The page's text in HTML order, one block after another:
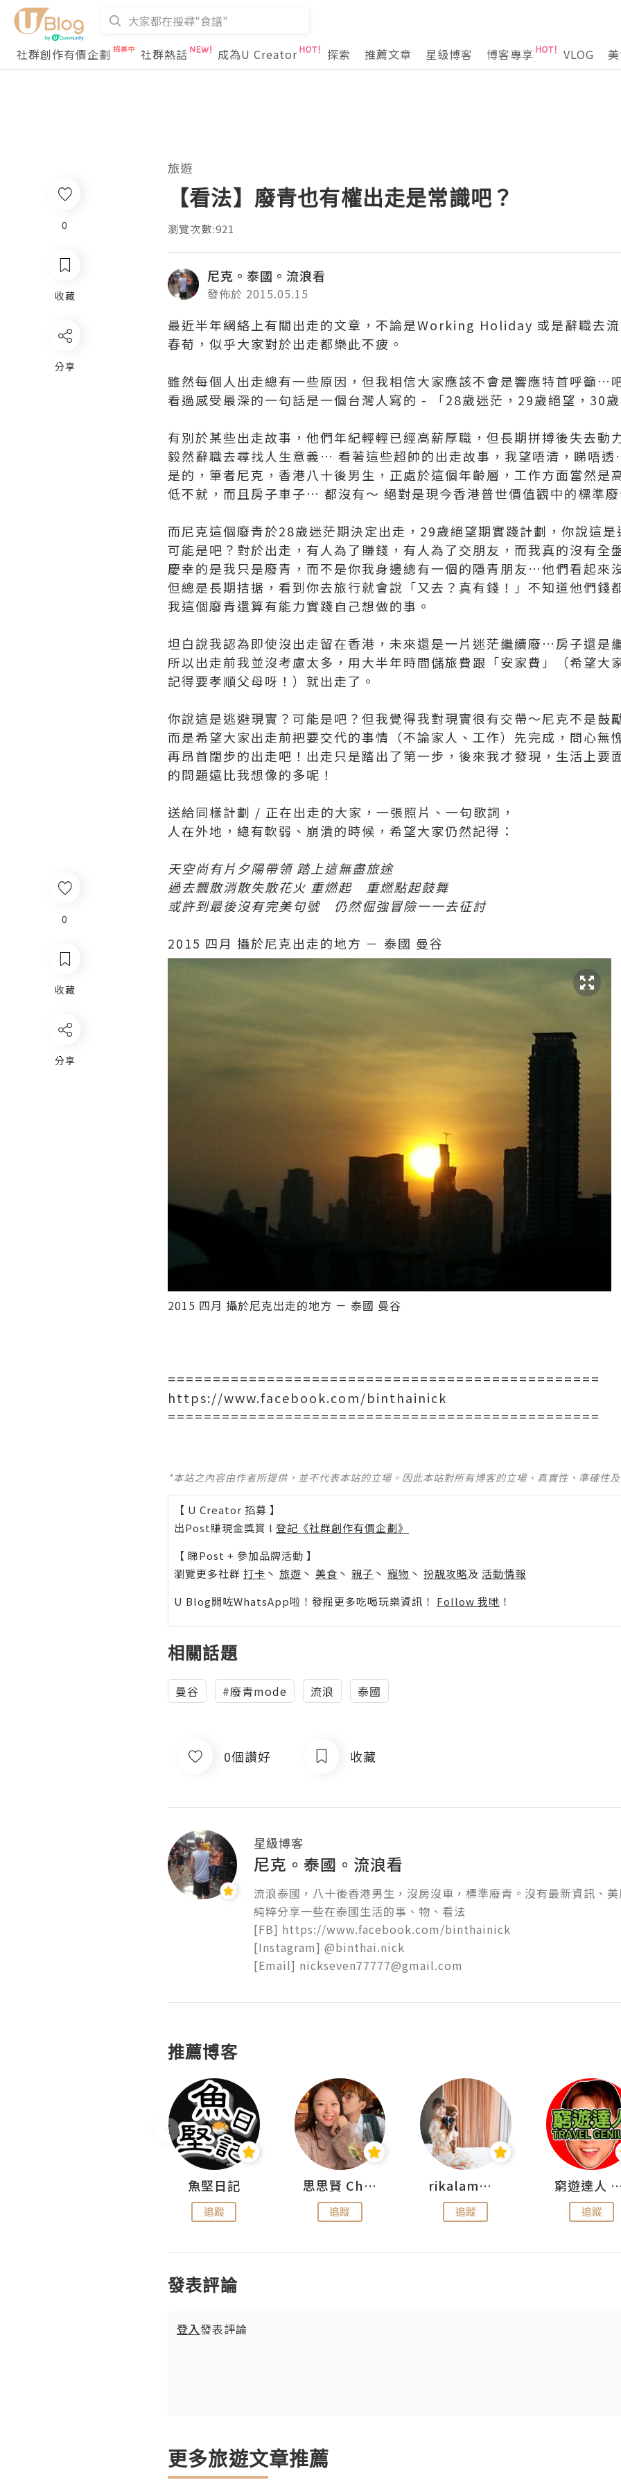
社群創作有價企劃 社群熱話 成為U Creator 探索 推薦文章 星級博客 博客專享 VLOG
0
收藏
分享
旅遊
【看法】廢青也有權出走是常識吧？
瀏覽次數:921
尼克。泰國。流浪看
發佈於 2015.05.15
最近半年網絡上有關出走的文章，不論是Working Holiday 或是辭職去
春荀，似乎大家對於出走都樂此不疲。
雖然每個人出走總有一些原因，但我相信大家應該不會是響應特首呼籲…
看過感受最深的一句話是一個台灣人寫的 - 「28歲迷茫，29歲絕望，30
有別於某些出走故事，他們年紀輕輕已經高薪厚職，但長期拼搏後失去動
毅然辭職去尋找人生意義… 看著這些超帥的出走故事，我望唔清，睇唔
是的，筆者尼克，香港八十後男生，正處於這個年齡層，工作方面當然是
低不就，而且房子車子… 都沒有～ 絕對是現今香港普世價值觀中的標準
而尼克這個廢青於28歲迷茫期決定出走，29歲絕望期實踐計劃，你說這
可能是吧？對於出走，有人為了賺錢，有人為了交朋友，而我真的沒有
慶幸的是我只是廢青，而不是你我身邊總有一個的隱青朋友…他們看起來
但總是長期拮据，看到你去旅行就會說「又去？真有錢！」不知道他們錢
我這個廢青還算有能力實踐自己想做的事。
坦白說我認為即使沒出走留在香港，未來還是一片迷茫繼續廢…房子還是
所以出走前我並沒考慮太多，用大半年時間儲旅費跟「安家費」（希望大
記得要孝順父母呀！）就出走了。
你說這是逃避現實？可能是吧？但我覺得我對現實很有交帶～尼克不是鼓
而是希望大家出走前把要交代的事情（不論家人、工作）先完成，問心無
再昂首闊步的出走吧！出走只是踏出了第一步，後來我才發現，生活上要
的問題遠比我想像的多呢！
送給同樣計劃 / 正在出走的大家，一張照片、一句歌詞，
人在外地，總有軟弱、崩潰的時候，希望大家仍然記得：
天空尚有片夕陽帶領 踏上這無盡旅途
過去飄散消散失散花火 重燃起 重燃點起鼓舞
或許到最後沒有完美句號 仍然倔強冒險一一去征討
2015 四月 攝於尼克出走的地方 － 泰國 曼谷
2015 四月 攝於尼克出走的地方 － 泰國 曼谷
================================================
https://www.facebook.com/binthainick
================================================
*本站之內容由作者所提供，並不代表本站的立場。因此本站對所有博客的立場、真實性、準確性
【 U Creator 招募 】
出Post賺現金獎賞 l 登記《社群創作有價企劃》
【 睇Post + 參加品牌活動 】
瀏覽更多社群 打卡 丶 旅遊 丶 美食 丶 親子 丶 寵物 丶 扮靚攻略及 活動情報
U Blog開咗WhatsApp啦！發掘更多吃喝玩樂資訊！ Follow 我哋 ！
相關話題
曼谷 #廢青mode 流浪 泰國
0個讚好 收藏
星級博客
尼克。泰國。流浪看
流浪泰國，八十後香港男生，沒房沒車，標準廢青。沒有最新資訊、
純粹分享一些在泰國生活的事、物、看法
[FB] https://www.facebook.com/binthainick
[Instagram] @binthai.nick
[Email] nickseven77777@gmail.com
推薦博客
魚堅日記
追蹤
思思賢 ChillMyBabe
追蹤
rikalammm
追蹤
窮遊達人
追蹤
發表評論
登入發表評論
更多旅遊文章推薦
0
收藏
分享